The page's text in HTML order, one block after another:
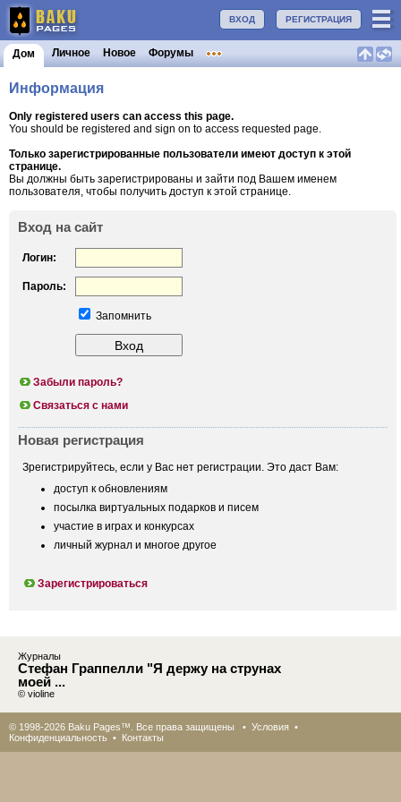
РЕГИСТРАЦИЯ
ВХОД
Дом Личное Новое Форумы
Информация
Only registered users can access this page.
You should be registered and sign on to access requested page.
Только зарегистрированные пользователи имеют доступ к этой
странице.
Вы должны быть зарегистрированы и зайти под Вашем именем
пользователя, чтобы получить доступ к этой странице.
Вход на сайт
Логин:
Пароль:
Запомнить
Забыли пароль?
Связаться с нами
Новая регистрация
Зрегистрируйтесь, если у Вас нет регистрации. Это даст Вам:
доступ к обновлениям
посылка виртуальных подарков и писем
участие в играх и конкурсах
личный журнал и многое другое
Зарегистрироваться
Журналы
Стефан Граппелли "Я держу на струнах
моей ...
© violine
© 1998-2026 Baku Pages™. Все права защищены • Условия •
Конфиденциальность • Контакты